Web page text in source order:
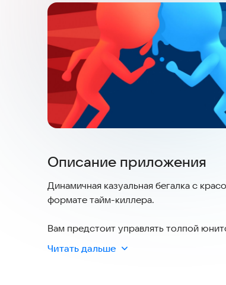
Описание приложения
Динамичная казуальная бегалка с
формате тайм-киллера.
Вам предстоит управлять толпой
Читать дальше